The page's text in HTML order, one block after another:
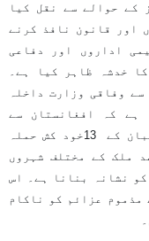
کے حوالے سے نقل کیا
اور قانون نافذ کرنے
اداروں اور دفاعی
خدشہ ظاہر کیا ہے۔
وفاقی وزارت داخلہ
ہے کہ افغانستان سے
کے
13خود کش حملہ
ملک کے مختلف شہروں
نشانہ بنانا ہے۔ اس
مذموم عزائم کو ناکام